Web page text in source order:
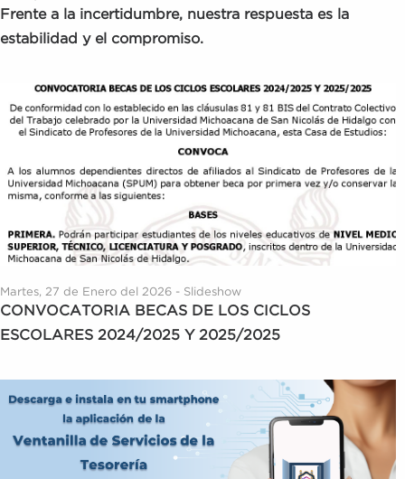
Frente a la incertidumbre, nuestra respuesta es la
estabilidad y el compromiso.
Martes, 27 de Enero del 2026 - Slideshow
CONVOCATORIA BECAS DE LOS CICLOS
ESCOLARES 2024/2025 Y 2025/2025